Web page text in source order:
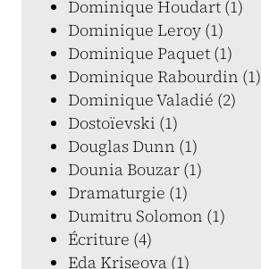
Dominique Houdart (1)
Dominique Leroy (1)
Dominique Paquet (1)
Dominique Rabourdin (1)
Dominique Valadié (2)
Dostoïevski (1)
Douglas Dunn (1)
Dounia Bouzar (1)
Dramaturgie (1)
Dumitru Solomon (1)
Écriture (4)
Eda Kriseova (1)